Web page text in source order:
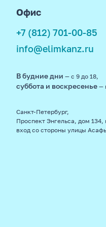
самоклеящиеся
Клеевые пистолеты
Фетр, пористая
Фоамиран, EVA
Декоративный
декоративная
Офис
+7 (812) 701-00-85
info@elimkanz.ru
В будние дни — с 9 до 18,
суббота и воскресенье —
Санкт-Петербург,
Проспект Энгельса, дом 134,
вход со стороны улицы